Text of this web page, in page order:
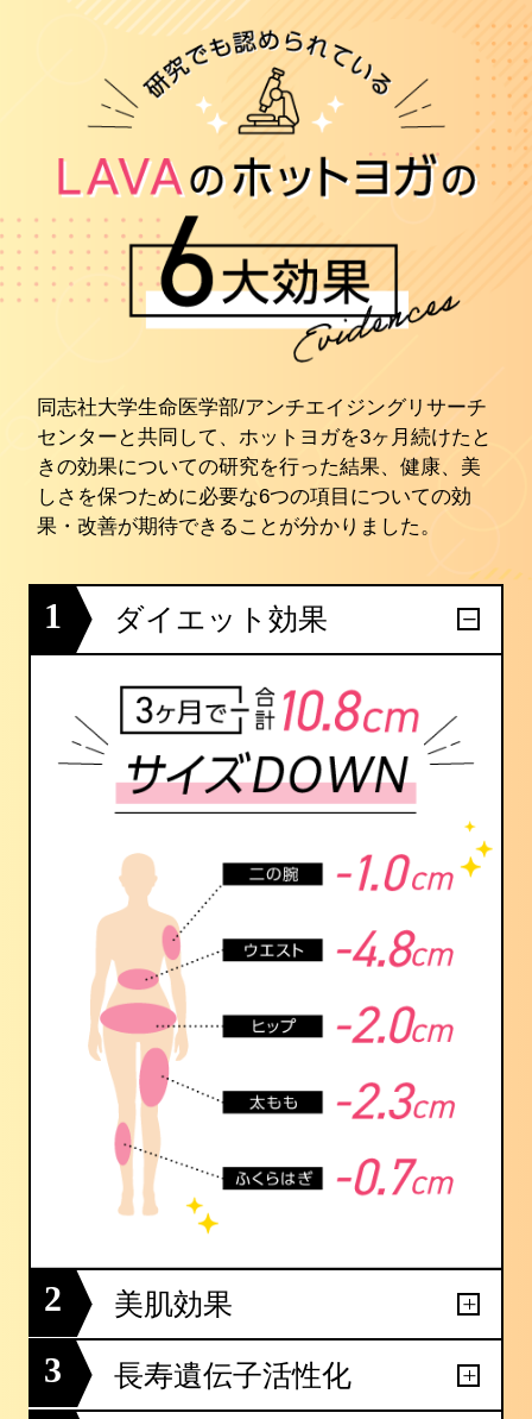
同志社大学生命医学部/アンチエイジングリサーチ
センターと共同して、ホットヨガを3ヶ月続けたと
きの効果についての研究を行った結果、健康、美
しさを保つために必要な6つの項目についての効
果・改善が期待できることが分かりました。
1 ダイエット効果
2 美肌効果
3 長寿遺伝子活性化